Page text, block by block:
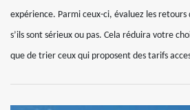
expérience. Parmi ceux-ci, évaluez les retours
s’ils sont sérieux ou pas. Cela réduira votre
que de trier ceux qui proposent des tarifs